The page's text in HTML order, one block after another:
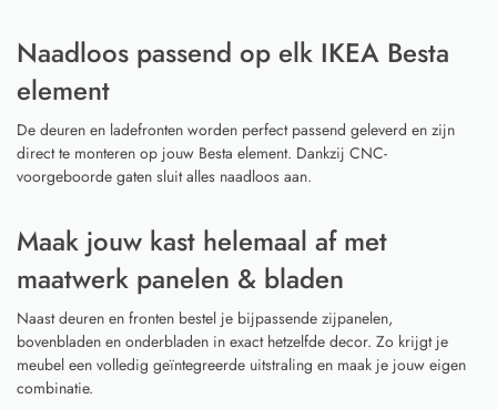
Naadloos passend op elk IKEA Besta
element
De deuren en ladefronten worden perfect passend geleverd en zijn
direct te monteren op jouw Besta element. Dankzij CNC-
voorgeboorde gaten sluit alles naadloos aan.
Maak jouw kast helemaal af met
maatwerk panelen & bladen
Naast deuren en fronten bestel je bijpassende zijpanelen,
bovenbladen en onderbladen in exact hetzelfde decor. Zo krijgt je
meubel een volledig geïntegreerde uitstraling en maak je jouw eigen
combinatie.